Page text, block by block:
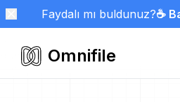
Faydalı mı buldunuz?☕
Omnifile